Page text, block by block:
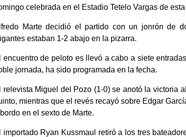
celebrada en el Estadio Tetelo Vargas de
Marte decidió el partido con un jonrón de
estaban 1-2 abajo en la pizarra.
encuentro de peloto es llevó a cabo a siete
jornada, ha sido programada en la fecha.
relevista Miguel del Pozo (1-0) se anotó la victoria
mientras que el revés recayó sobre Edgar
en el sexto de Marte.
importado Ryan Kussmaul retiró a los tres